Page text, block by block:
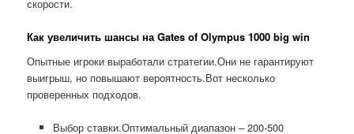
скорости.
Как увеличить шансы на Gates of Olympus 1000 big win
Опытные игроки выработали стратегии.Они не гарантируют
выигрыш, но повышают вероятность.Вот несколько
проверенных подходов.
Выбор ставки.Оптимальный диапазон – 200-500